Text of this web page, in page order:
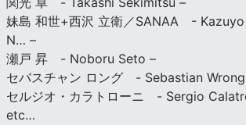
妹島 和世+西沢 立衛／SANAA -
N… –
瀬戸 昇 - Noboru Seto –
セバスチャン ロング - Sebastian
セルジオ・カラトローニ - Sergio
etc…